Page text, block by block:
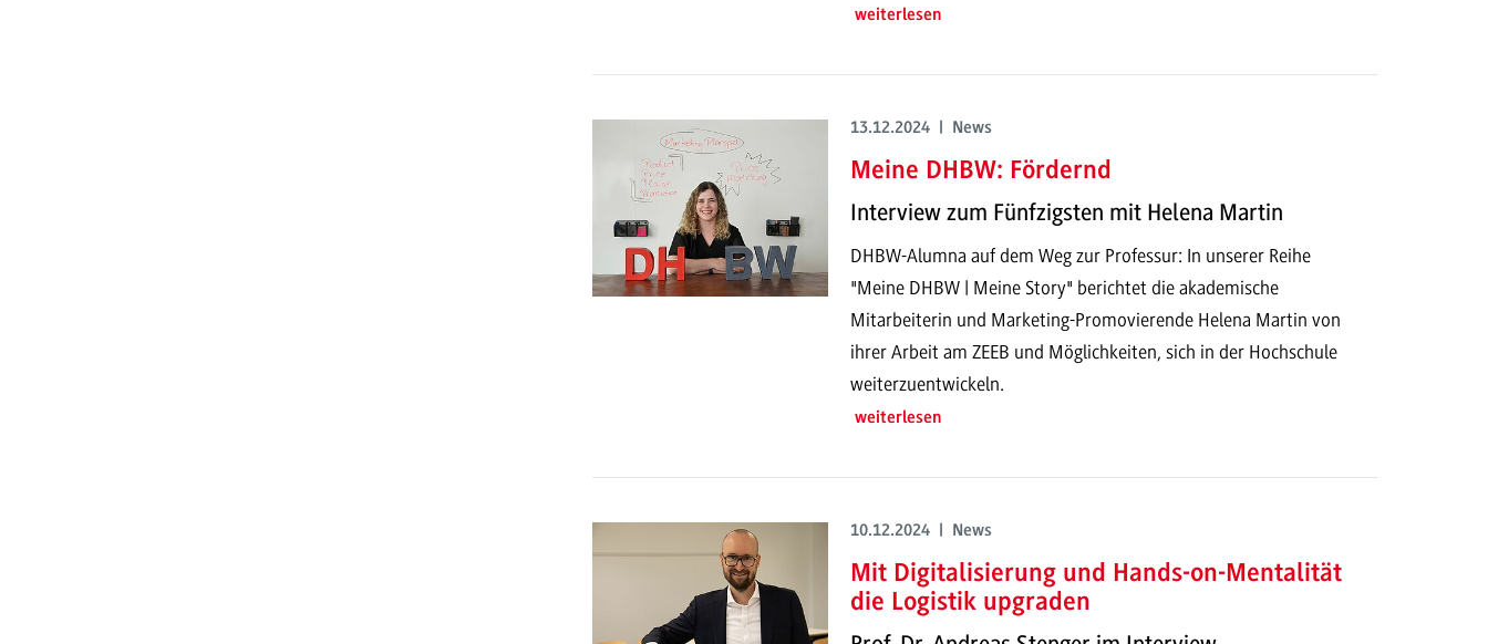
weiterlesen
13.12.2024 | News
Meine DHBW: Fördernd
Interview zum Fünfzigsten mit Helena Martin
DHBW-Alumna auf dem Weg zur Professur: In unserer Reihe
"Meine DHBW | Meine Story" berichtet die akademische
Mitarbeiterin und Marketing-Promovierende Helena Martin von
ihrer Arbeit am ZEEB und Möglichkeiten, sich in der Hochschule
weiterzuentwickeln.
weiterlesen
10.12.2024 | News
Mit Digitalisierung und Hands-on-Mentalität
die Logistik upgraden